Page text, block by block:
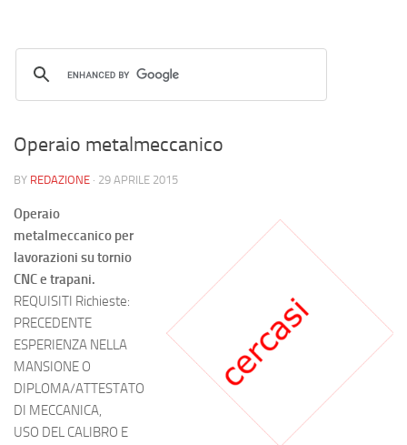
Operaio metalmeccanico
BY REDAZIONE · 29 APRILE 2015
Operaio
metalmeccanico per
lavorazioni su tornio
CNC e trapani.
REQUISITI Richieste:
PRECEDENTE
ESPERIENZA NELLA
MANSIONE O
DIPLOMA/ATTESTATO
DI MECCANICA,
USO DEL CALIBRO E